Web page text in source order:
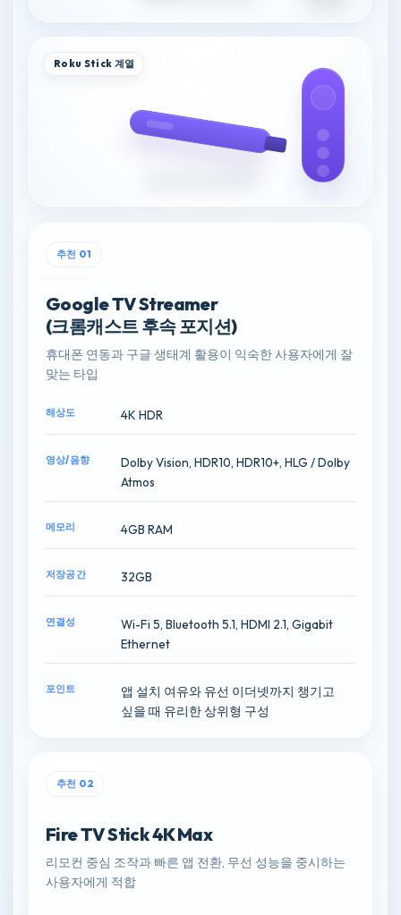
Roku Stick 계열
추천 01
Google TV Streamer
(크롬캐스트 후속 포지션)
휴대폰 연동과 구글 생태계 활용이 익숙한 사용자에게 잘
맞는 타입
해상도 4K HDR
영상/음향
Dolby Vision, HDR10, HDR10+, HLG / Dolby
Atmos
메모리 4GB RAM
저장공간 32GB
연결성
Wi-Fi 5, Bluetooth 5.1, HDMI 2.1, Gigabit
Ethernet
포인트
앱 설치 여유와 유선 이더넷까지 챙기고
싶을 때 유리한 상위형 구성
추천 02
Fire TV Stick 4K Max
리모컨 중심 조작과 빠른 앱 전환, 무선 성능을 중시하는
사용자에게 적합